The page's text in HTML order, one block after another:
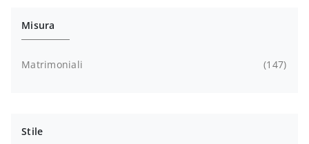
Misura
Matrimoniali 147
Stile